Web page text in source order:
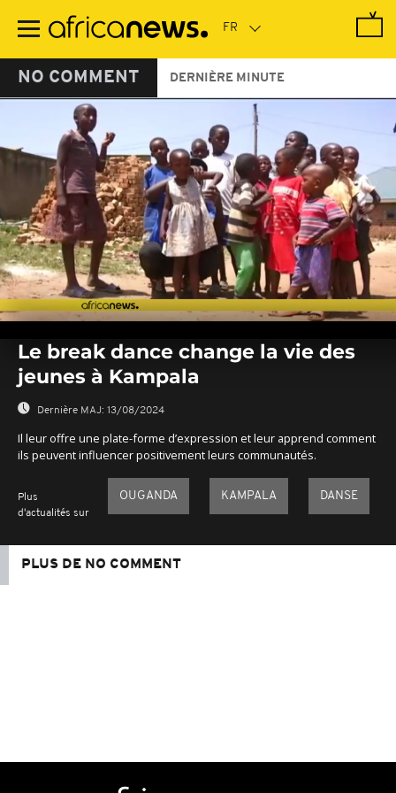
contenu
NO COMMENT DERNIÈRE MINUTE
seconds
seconds
Le break dance change la vie des
jeunes à Kampala
Dernière MAJ: 13/08/2024
Il leur offre une plate-forme d’expression et leur apprend comment
ils peuvent influencer positivement leurs communautés.
Plus
d'actualités sur
OUGANDA KAMPALA DANSE
PLUS DE NO COMMENT